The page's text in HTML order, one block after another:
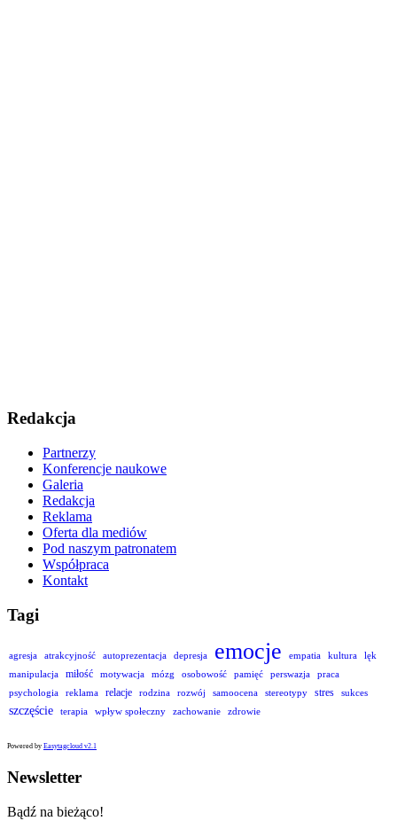
Redakcja
Partnerzy
Konferencje naukowe
Galeria
Redakcja
Reklama
Oferta dla mediów
Pod naszym patronatem
Współpraca
Kontakt
Tagi
agresja atrakcyjność autoprezentacja depresja emocje empatia kultura
lęk
manipulacja
miłość motywacja mózg osobowość pamięć perswazja
praca
psychologia
reklama relacje rodzina rozwój samoocena stereotypy stres sukces
szczęście terapia wpływ społeczny zachowanie zdrowie
Powered by Easytagcloud v2.1
Newsletter
Bądź na bieżąco!